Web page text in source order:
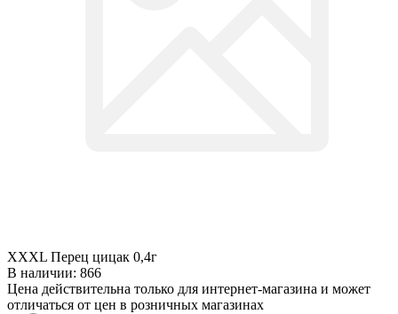
ХХХL Перец цицак 0,4г
В наличии: 866
Цена действительна только для интернет-магазина и может
отличаться от цен в розничных магазинах